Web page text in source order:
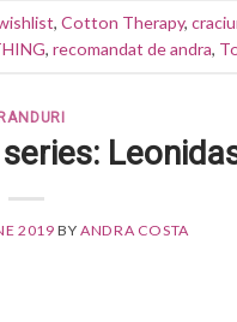
, Cotton Therapy,
, recomandat de andra,
2019BYANDRA COSTA